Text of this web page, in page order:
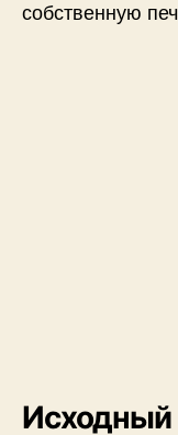
собственную